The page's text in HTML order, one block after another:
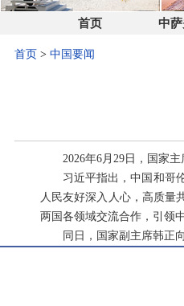
首页 中
首页 > 中国要闻
2026年6月29日，国家
习近平指出，中国和哥
人民友好深入人心，高质量
两国各领域交流合作，引领
同日，国家副主席韩正